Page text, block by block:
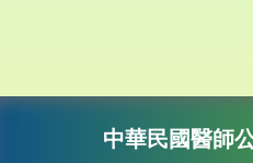
中華民國醫師